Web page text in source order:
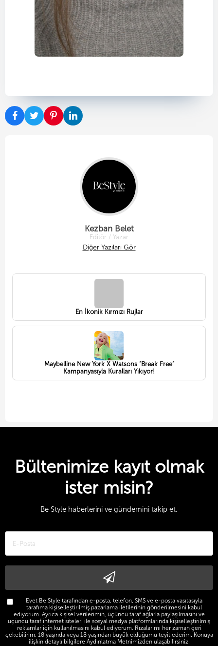
Kezban Belet
Editör / Yazar
Diğer Yazıları Gör
En İkonik Kırmızı Rujlar
Maybelline New York X Watsons “Break Free”
Kampanyasıyla Kuralları Yıkıyor!
Bültenimize kayıt olmak
ister misin?
Be Style haberlerini ve gündemini takip et.
Evet Be Style tarafından e-posta, telefon, SMS ve e-posta vasıtasıyla
tarafıma kişiselleştirilmiş pazarlama iletilerinin gönderilmesini kabul
ediyorum. Ayrıca kişisel verilerimin, üçüncü taraf ağlarla paylaşılmasını ve
üçüncü taraf internet siteleri ile sosyal medya platformlarında kişiselleştirilmiş
reklamlar için kullanılmasını kabul ediyorum. Rızalarımı her zaman geri
çekebilirim. 18 yaşında veya 18 yaşından büyük olduğumu teyit ederim. Konuya
ilişkin detaylı bilgilere Aydınlatma Metnimizden ulaşabilirsiniz.